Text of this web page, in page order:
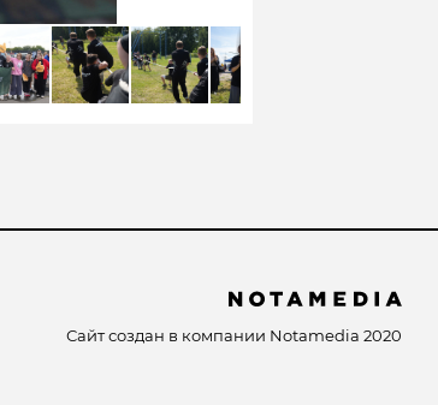
Сайт создан в компании Notamedia 2020